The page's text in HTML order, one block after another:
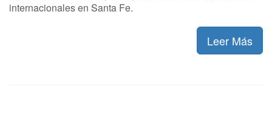
internacionales en Santa Fe.
Leer Más